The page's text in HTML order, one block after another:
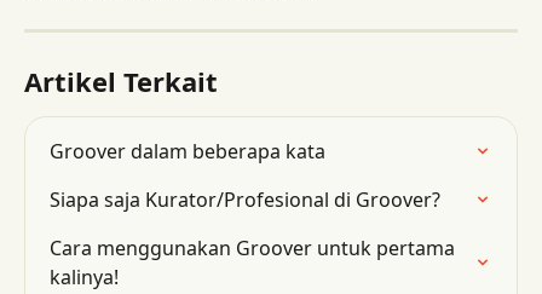
Artikel Terkait
Groover dalam beberapa kata
Siapa saja Kurator/Profesional di Groover?
Cara menggunakan Groover untuk pertama
kalinya!